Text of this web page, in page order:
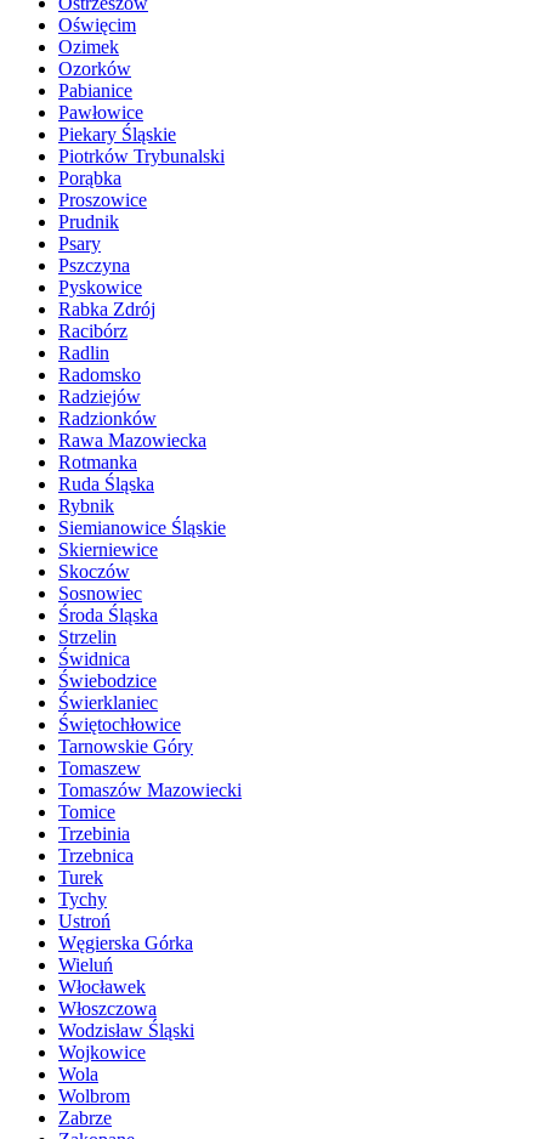
Oświęcim
Ozimek
Ozorków
Pabianice
Pawłowice
Piekary Śląskie
Piotrków Trybunalski
Porąbka
Proszowice
Prudnik
Psary
Pszczyna
Pyskowice
Rabka Zdrój
Racibórz
Radlin
Radomsko
Radziejów
Radzionków
Rawa Mazowiecka
Rotmanka
Ruda Śląska
Rybnik
Siemianowice Śląskie
Skierniewice
Skoczów
Sosnowiec
Środa Śląska
Strzelin
Świdnica
Świebodzice
Świerklaniec
Świętochłowice
Tarnowskie Góry
Tomaszew
Tomaszów Mazowiecki
Tomice
Trzebinia
Trzebnica
Turek
Tychy
Ustroń
Węgierska Górka
Wieluń
Włocławek
Włoszczowa
Wodzisław Śląski
Wojkowice
Wola
Wolbrom
Zabrze